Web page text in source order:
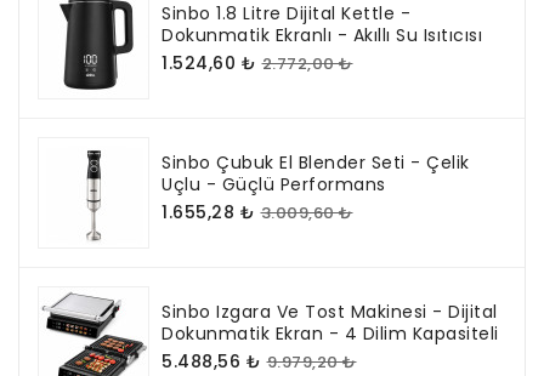
Sinbo 1.8 Litre Dijital Kettle -
Dokunmatik Ekranlı - Akıllı Su Isıtıcısı
1.524,60 ₺ 2.772,00 ₺
Sinbo Çubuk El Blender Seti - Çelik
Uçlu - Güçlü Performans
1.655,28 ₺ 3.009,60 ₺
Sinbo Izgara Ve Tost Makinesi - Dijital
Dokunmatik Ekran - 4 Dilim Kapasiteli
5.488,56 ₺ 9.979,20 ₺